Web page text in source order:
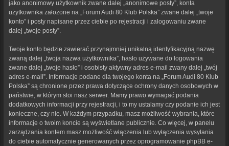
jako anonimowy użytkownik zwane dalej „anonimowe posty”, konta
użytkownika założone na „Forum Audi 80 Klub Polska” zwane dalej „twoje
konto” i posty napisane przez ciebie po rejestracji i zalogowaniu zwane
dalej „twoje posty”.
Twoje konto będzie zawierać przynajmniej unikalną identyfikacyjną nazwę
zwaną dalej „twoja nazwa użytkownika”, hasło używane do logowania
zwane dalej „twoje hasło” i osobisty aktywny adres e-mail zwany dalej „twój
adres e-mail”. Informacje podane dla twojego konta na „Forum Audi 80 Klub
Polska” są chronione przez prawa dotyczące ochrony danych osobowych w
państwie, w którym stoi nasz serwer. Mamy prawo wymagać podania
dodatkowych informacji przy rejestracji, i to my ustalamy czy podanie ich jest
konieczne, czy nie. W każdym przypadku, masz możliwość wybrania, które
informacje o twoim koncie są wyświetlane publicznie. Co więcej, w panelu
zarządzania kontem masz możliwość włączenia lub wyłączenia wysyłania
do ciebie automatycznie generowanych przez oprogramowanie phpBB e-